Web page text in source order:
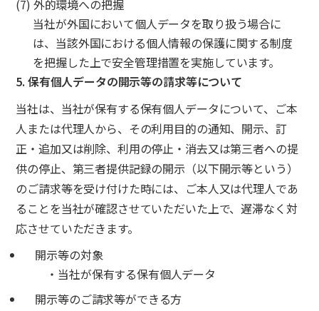
(7) 外的環境への把握
当社が外国において個人データを取り扱う場合に
は、当該外国における個人情報の保護に関する制度
を把握した上で安全管理措置を実施しています。
5. 保有個人データの開示等の請求等について
当社は、当社が保有する保有個人データについて、ご本
人または代理人から、その利用目的の通知、開示、訂
正・追加又は削除、利用の停止・消去又は第三者への提
供の停止、第三者提供記録の開示（以下開示等という）
のご請求等を受け付けた時には、ご本人又は代理人であ
ることを当社が確認させていただいた上で、遅滞なく対
応させていただきます。
開示等の対象
・当社が保有する保有個人データ
開示等のご請求等ができる方